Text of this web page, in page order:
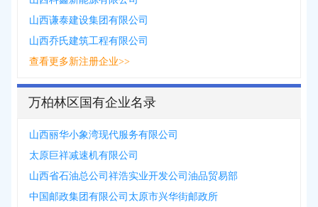
山西谦泰建设集团有限公司
山西乔氏建筑工程有限公司
查看更多新注册企业>>
万柏林区国有企业名录
山西丽华小象湾现代服务有限公司
太原巨祥减速机有限公司
山西省石油总公司祥浩实业开发公司油品贸易部
中国邮政集团有限公司太原市兴华街邮政所